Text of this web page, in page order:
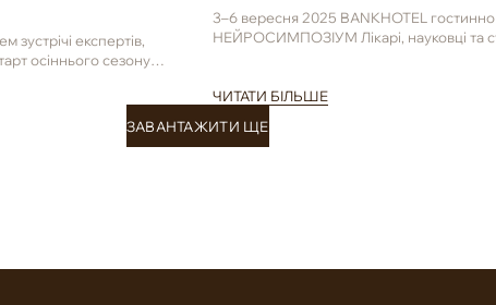
зустрічі експертів,
осіннього сезону
3–6 вересня 2025 BANKHOTEL
НЕЙРОСИМПОЗІУМ Лікарі, науковці та
ЧИТАТИ БІЛЬШЕ
ЗАВАНТАЖИТИ ЩЕ